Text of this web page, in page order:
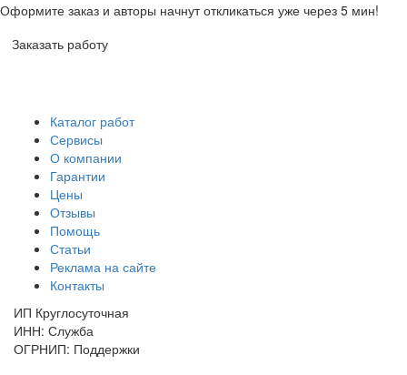
Оформите заказ и авторы начнут откликаться уже через 5 мин!
Заказать работу
Каталог работ
Сервисы
О компании
Гарантии
Цены
Отзывы
Помощь
Статьи
Реклама на сайте
Контакты
ИП Круглосуточная
ИНН: Служба
ОГРНИП: Поддержки